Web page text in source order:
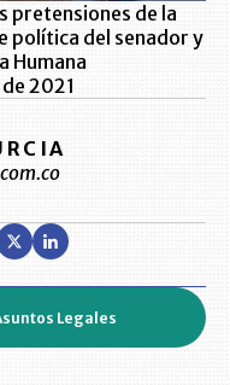
pretensiones de la
política del senador y
Humana
2021
Legales